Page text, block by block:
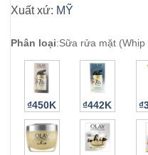
Xuất xứ: MỸ
Phân loại:Sữa rửa mặt (Whip
₫450K ₫442K